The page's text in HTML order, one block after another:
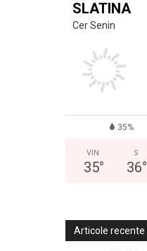
SLATINA
Cer Senin
35%
VIN
35°
S
36°
Articole recente